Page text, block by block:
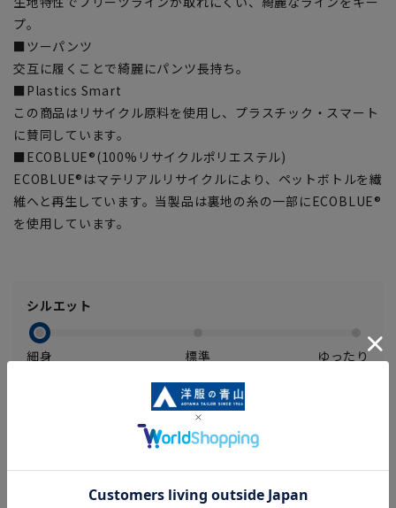
プ。
■ツーパンツ
交互に履くことで綺麗にパンツ長持ち。
■Plastics Smart
この商品はリサイクル原料を使用し、プラスチック・スマート
に賛同しています。
■ECOBLUE®(100%リサイクルポリエステル)
ECOBLUE®はマテリアルリサイクルにより、ペットボトルを繊
維へと再生しています。当製品は裏地の糸の一部にECOBLUE®
を使用しています。
シルエット
細身 標準 ゆったり
オールシーズン